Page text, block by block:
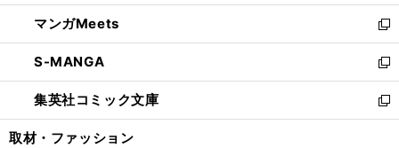
開
く
ウ
で
開
く
ン
ド
ウ
で
開
く
ウ
ィ
ン
ド
ウ
で
開
し
い
ウ
ィ
ン
ド
ウ
マンガMeets
新
し
い
ウ
ィ
ン
S-MANGA
新
し
い
ウ
集英社コミック文庫
新
し
取材・ファッション